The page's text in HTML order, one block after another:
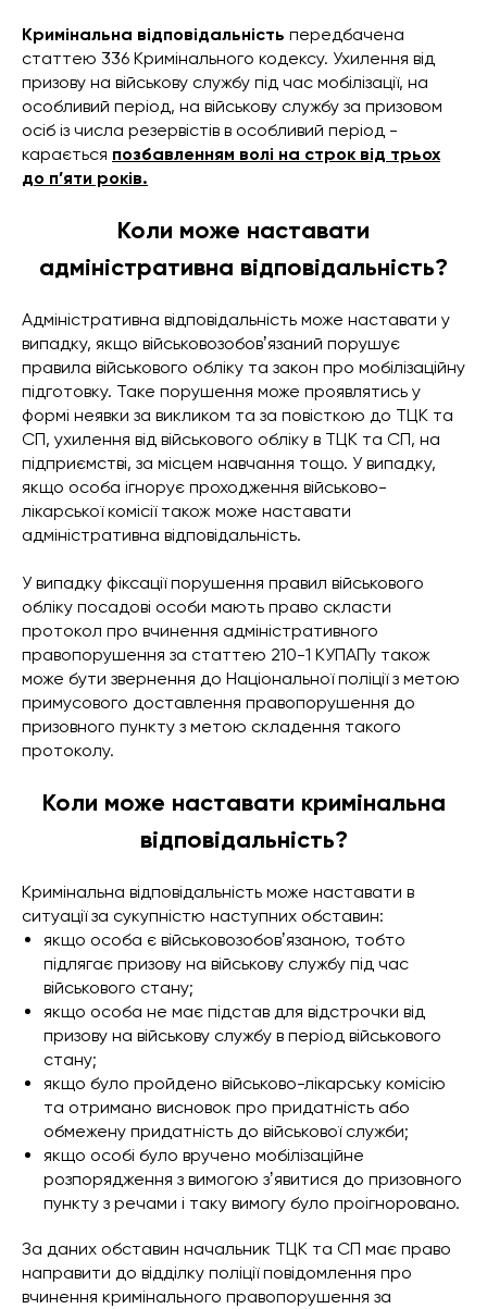
Кримінальна відповідальність передбачена
статтею 336 Кримінального кодексу. Ухилення від
призову на військову службу під час мобілізації, на
особливий період, на військову службу за призовом
осіб із числа резервістів в особливий період -
карається позбавленням волі на строк від трьох
до п’яти років.
Коли може наставати
адміністративна відповідальність?
Адміністративна відповідальність може наставати у
випадку, якщо військовозобовʼязаний порушує
правила військового обліку та закон про мобілізаційну
підготовку. Таке порушення може проявлятись у
формі неявки за викликом та за повісткою до ТЦК та
СП, ухилення від військового обліку в ТЦК та СП, на
підприємстві, за місцем навчання тощо. У випадку,
якщо особа ігнорує проходження військово-
лікарської комісії також може наставати
адміністративна відповідальність.
У випадку фіксації порушення правил військового
обліку посадові особи мають право скласти
протокол про вчинення адміністративного
правопорушення за статтею 210-1 КУПАПу також
може бути звернення до Національної поліції з метою
примусового доставлення правопорушення до
призовного пункту з метою складення такого
протоколу.
Коли може наставати кримінальна
відповідальність?
Кримінальна відповідальність може наставати в
ситуації за сукупністю наступних обставин:
якщо особа є військовозобовʼязаною, тобто
підлягає призову на військову службу під час
військового стану;
якщо особа не має підстав для відстрочки від
призову на військову службу в період військового
стану;
якщо було пройдено військово-лікарську комісію
та отримано висновок про придатність або
обмежену придатність до військової служби;
якщо особі було вручено мобілізаційне
розпорядження з вимогою зʼявитися до призовного
пункту з речами і таку вимогу було проігноровано.
За даних обставин начальник ТЦК та СП має право
направити до відділку поліції повідомлення про
вчинення кримінального правопорушення за